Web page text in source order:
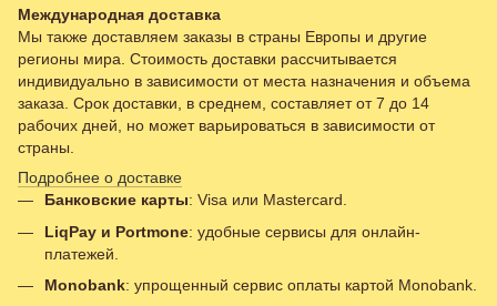
Международная доставка
Мы также доставляем заказы в страны Европы и другие
регионы мира. Стоимость доставки рассчитывается
индивидуально в зависимости от места назначения и объема
заказа. Срок доставки, в среднем, составляет от 7 до 14
рабочих дней, но может варьироваться в зависимости от
страны.
Подробнее о доставке
Банковские карты: Visa или Mastercard.
LiqPay и Portmone: удобные сервисы для онлайн-
платежей.
Monobank: упрощенный сервис оплаты картой Monobank.